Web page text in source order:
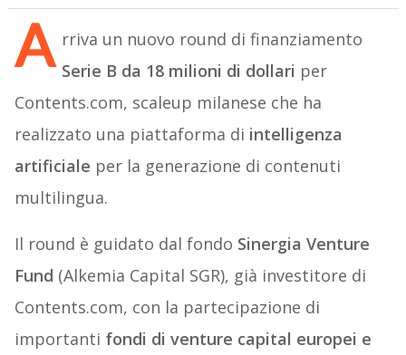
A rriva un nuovo round di finanziamento
Serie B da 18 milioni di dollari per
Contents.com, scaleup milanese che ha
realizzato una piattaforma di intelligenza
artificiale per la generazione di contenuti
multilingua.
Il round è guidato dal fondo Sinergia Venture
Fund (Alkemia Capital SGR), già investitore di
Contents.com, con la partecipazione di
importanti fondi di venture capital europei e